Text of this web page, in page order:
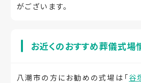
がございます。
お近くのおすすめ葬儀式場
八潮市の方にお勧めの式場は「谷